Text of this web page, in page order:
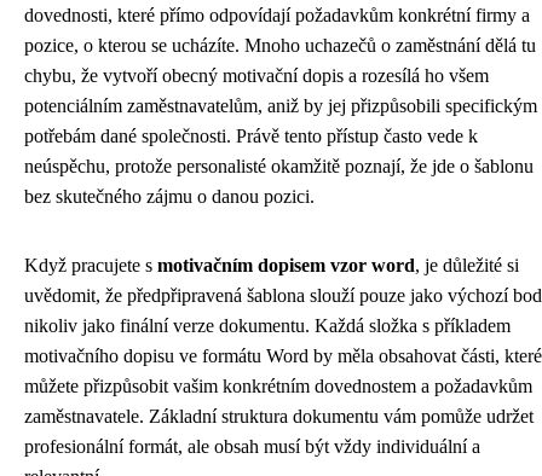
dovednosti, které přímo odpovídají požadavkům konkrétní firmy a
pozice, o kterou se ucházíte. Mnoho uchazečů o zaměstnání dělá tu
chybu, že vytvoří obecný motivační dopis a rozesílá ho všem
potenciálním zaměstnavatelům, aniž by jej přizpůsobili specifickým
potřebám dané společnosti. Právě tento přístup často vede k
neúspěchu, protože personalisté okamžitě poznají, že jde o šablonu
bez skutečného zájmu o danou pozici.
Když pracujete s motivačním dopisem vzor word, je důležité si
uvědomit, že předpřipravená šablona slouží pouze jako výchozí
nikoliv jako finální verze dokumentu. Každá složka s příkladem
motivačního dopisu ve formátu Word by měla obsahovat části, které
můžete přizpůsobit vašim konkrétním dovednostem a požadavkům
zaměstnavatele. Základní struktura dokumentu vám pomůže udržet
profesionální formát, ale obsah musí být vždy individuální a